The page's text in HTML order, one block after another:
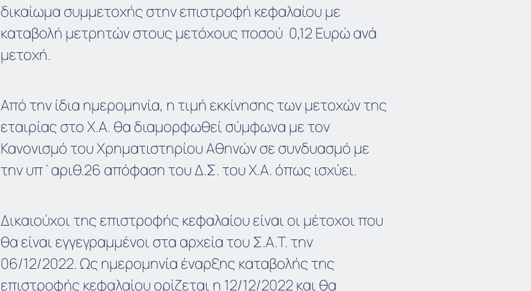
δικαίωμα συμμετοχής στην επιστροφή κεφαλαίου με
καταβολή μετρητών στους μετόχους ποσού 0,12 Ευρώ ανά
μετοχή.
Από την ίδια ημερομηνία, η τιμή εκκίνησης των μετοχών της
εταιρίας στο Χ.Α. θα διαμορφωθεί σύμφωνα με τον
Κανονισμό του Χρηματιστηρίου Αθηνών σε συνδυασμό με
την υπ΄αριθ.26 απόφαση του Δ.Σ. του Χ.Α. όπως ισχύει.
Δικαιούχοι της επιστροφής κεφαλαίου είναι οι μέτοχοι που
θα είναι εγγεγραμμένοι στα αρχεία του Σ.Α.Τ. την
06/12/2022. Ως ημερομηνία έναρξης καταβολής της
επιστροφής κεφαλαίου ορίζεται η 12/12/2022 και θα